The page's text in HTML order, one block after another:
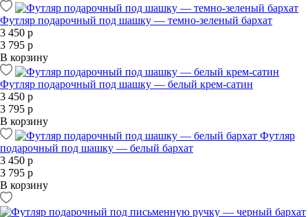
Футляр подарочный под шашку — темно-зеленый бархат
3 450 р
3 795 р
В корзину
Футляр подарочный под шашку — белый крем-сатин
3 450 р
3 795 р
В корзину
Футляр
подарочный под шашку — белый бархат
3 450 р
3 795 р
В корзину